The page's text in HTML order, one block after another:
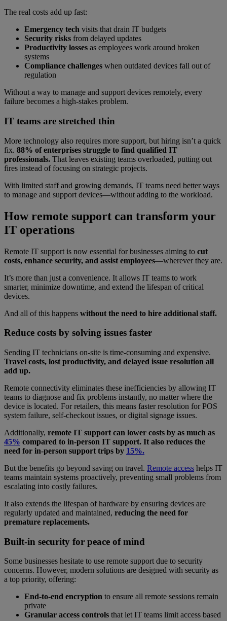
The real costs add up fast:
Emergency tech visits that drain IT budgets
Security risks from delayed updates
Productivity losses as employees work around broken
systems
Compliance challenges when outdated devices fall out of
regulation
Without a way to manage and support devices remotely, every
failure becomes a high-stakes problem.
IT teams are stretched thin
More technology also requires more support, but hiring isn’t a quick
fix. 88% of enterprises struggle to find qualified IT
professionals. That leaves existing teams overloaded, putting out
fires instead of focusing on strategic projects.
With limited staff and growing demands, IT teams need better ways
to manage and support devices—without adding to the workload.
How remote support can transform your
IT operations
Remote IT support is now essential for businesses aiming to cut
costs, enhance security, and assist employees—wherever they are.
It’s more than just a convenience. It allows IT teams to work
smarter, minimize downtime, and extend the lifespan of critical
devices.
And all of this happens without the need to hire additional staff.
Reduce costs by solving issues faster
Sending IT technicians on-site is time-consuming and expensive.
Travel costs, lost productivity, and delayed issue resolution all
add up.
Remote connectivity eliminates these inefficiencies by allowing IT
teams to diagnose and fix problems instantly, no matter where the
device is located. For retailers, this means faster resolution for POS
system failure, self-checkout issues, or digital signage issues.
Additionally, remote IT support can lower costs by as much as
45% compared to in-person IT support. It also reduces the
need for in-person support trips by 15%.
But the benefits go beyond saving on travel. Remote access helps IT
teams maintain systems proactively, preventing small problems from
escalating into costly failures.
It also extends the lifespan of hardware by ensuring devices are
regularly updated and maintained, reducing the need for
premature replacements.
Built-in security for peace of mind
Some businesses hesitate to use remote support due to security
concerns. However, modern solutions are designed with security as
a top priority, offering:
End-to-end encryption to ensure all remote sessions remain
private
Granular access controls that let IT teams limit access based